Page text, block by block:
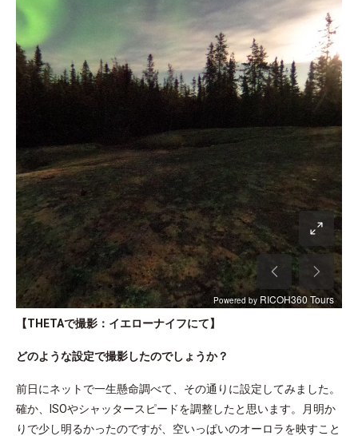
【THETAで撮影：イエローナイフにて】
どのような設定で撮影したのでしょうか？
前日にネットで一生懸命調べて、その通りに設定してみました。
確か、ISOやシャッタースピードを調整したと思います。月明か
りで少し明るかったのですが、空いっぱいのオーロラを映すこと